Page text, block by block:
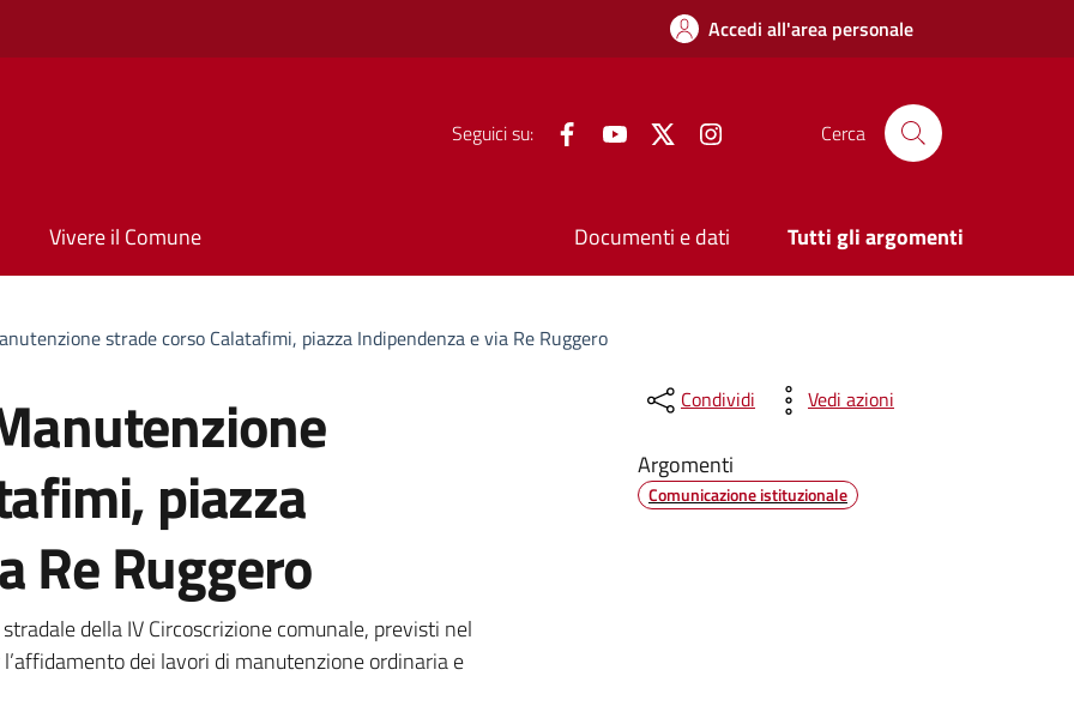
Accedi all'area personale
Seguici su: FacebookYouTube Twitter Cerca
Vivere il Comune Documenti e dati Tutti gli argomenti
strade corso Calatafimi, piazza Indipendenza e via Re Ruggero
piazza
Re Ruggero
della IV Circoscrizione comunale, previsti nel
dei lavori di manutenzione ordinaria e
Condividi Vedi azioni
Argomenti
Comunicazione istituzionale